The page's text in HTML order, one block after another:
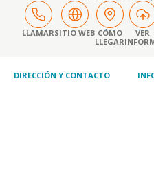
industrializacion
LLAMARSITIO WEB CÓMO
LLEGAR
VER
DIRECCIÓN Y CONTACTO